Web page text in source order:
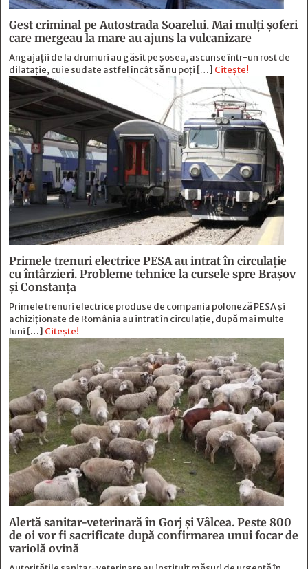
Gest criminal pe Autostrada Soarelui. Mai mulți șoferi
care mergeau la mare au ajuns la vulcanizare
Angajaţii de la drumuri au găsit pe şosea, ascunse într-un rost de
dilataţie, cuie sudate astfel încât să nu poţi […] Citește!
Primele trenuri electrice PESA au intrat în circulație
cu întârzieri. Probleme tehnice la cursele spre Brașov
și Constanța
Primele trenuri electrice produse de compania poloneză PESA și
achiziționate de România au intrat în circulație, după mai multe
luni […] Citește!
Alertă sanitar-veterinară în Gorj și Vâlcea. Peste 800
de oi vor fi sacrificate după confirmarea unui focar de
variolă ovină